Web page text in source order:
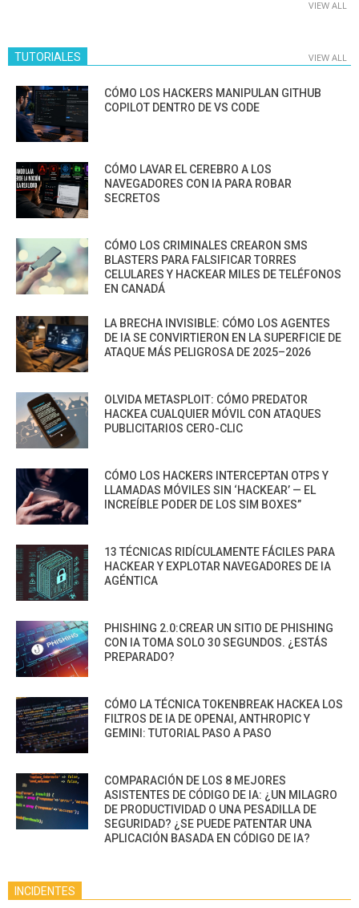
VIEW ALL
TUTORIALES VIEW ALL
CÓMO LOS HACKERS MANIPULAN GITHUB
COPILOT DENTRO DE VS CODE
CÓMO LAVAR EL CEREBRO A LOS
NAVEGADORES CON IA PARA ROBAR
SECRETOS
CÓMO LOS CRIMINALES CREARON SMS
BLASTERS PARA FALSIFICAR TORRES
CELULARES Y HACKEAR MILES DE TELÉFONOS
EN CANADÁ
LA BRECHA INVISIBLE: CÓMO LOS AGENTES
DE IA SE CONVIRTIERON EN LA SUPERFICIE DE
ATAQUE MÁS PELIGROSA DE 2025–2026
OLVIDA METASPLOIT: CÓMO PREDATOR
HACKEA CUALQUIER MÓVIL CON ATAQUES
PUBLICITARIOS CERO-CLIC
CÓMO LOS HACKERS INTERCEPTAN OTPS Y
LLAMADAS MÓVILES SIN ‘HACKEAR’ — EL
INCREÍBLE PODER DE LOS SIM BOXES”
13 TÉCNICAS RIDÍCULAMENTE FÁCILES PARA
HACKEAR Y EXPLOTAR NAVEGADORES DE IA
AGÉNTICA
PHISHING 2.0:CREAR UN SITIO DE PHISHING
CON IA TOMA SOLO 30 SEGUNDOS. ¿ESTÁS
PREPARADO?
CÓMO LA TÉCNICA TOKENBREAK HACKEA LOS
FILTROS DE IA DE OPENAI, ANTHROPIC Y
GEMINI: TUTORIAL PASO A PASO
COMPARACIÓN DE LOS 8 MEJORES
ASISTENTES DE CÓDIGO DE IA: ¿UN MILAGRO
DE PRODUCTIVIDAD O UNA PESADILLA DE
SEGURIDAD? ¿SE PUEDE PATENTAR UNA
APLICACIÓN BASADA EN CÓDIGO DE IA?
INCIDENTES